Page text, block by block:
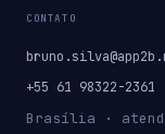
CONTATO
+55 61 98322-2361
Brasília ·